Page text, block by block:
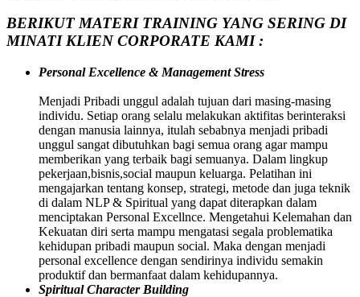
BERIKUT MATERI TRAINING YANG SERING DI
MINATI KLIEN CORPORATE KAMI :
Personal Excellence & Management Stress
Menjadi Pribadi unggul adalah tujuan dari masing-masing
individu. Setiap orang selalu melakukan aktifitas berinteraksi
dengan manusia lainnya, itulah sebabnya menjadi pribadi
unggul sangat dibutuhkan bagi semua orang agar mampu
memberikan yang terbaik bagi semuanya. Dalam lingkup
pekerjaan,bisnis,social maupun keluarga. Pelatihan ini
mengajarkan tentang konsep, strategi, metode dan juga teknik
di dalam NLP & Spiritual yang dapat diterapkan dalam
menciptakan Personal Excellnce. Mengetahui Kelemahan dan
Kekuatan diri serta mampu mengatasi segala problematika
kehidupan pribadi maupun social. Maka dengan menjadi
personal excellence dengan sendirinya individu semakin
produktif dan bermanfaat dalam kehidupannya.
Spiritual Character Building